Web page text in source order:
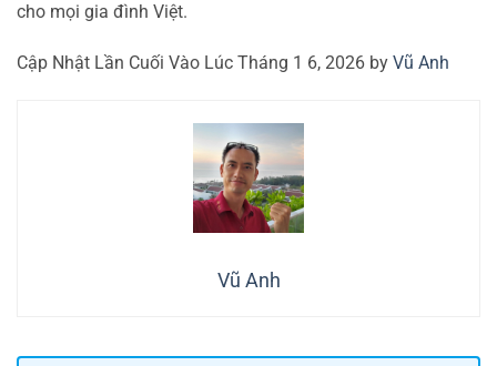
cho mọi gia đình Việt.
Cập Nhật Lần Cuối Vào Lúc Tháng 1 6, 2026 by Vũ Anh
Vũ Anh